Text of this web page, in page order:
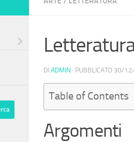
DI ADMIN · PUBBLICATO 30/
Table of Contents
Argomenti